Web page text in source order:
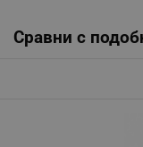
Сравни с